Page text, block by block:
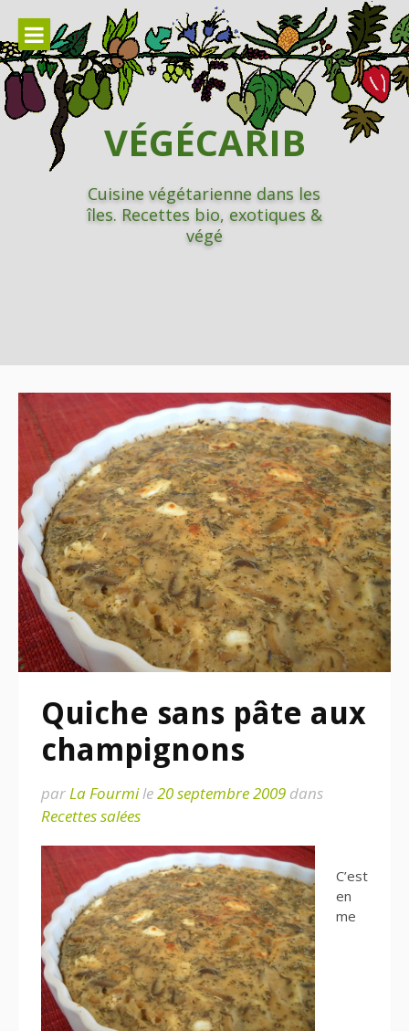
contenu
VÉGÉCARIB
Cuisine végétarienne dans les
îles. Recettes bio, exotiques &
végé
Quiche sans pâte aux
champignons
parLa Fourmile20 septembre 2009 dans
Recettes salées
C’est
en
me